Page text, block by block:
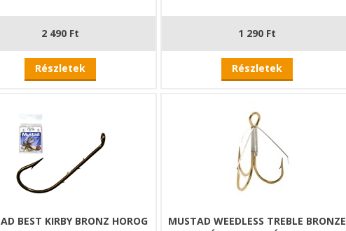
2 490 Ft
Részletek
1 290 Ft
Részletek
BEST KIRBY BRONZ HOROG
MUSTAD WEEDLESS TREBLE BRONZE